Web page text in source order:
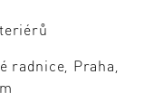
radnice, Praha,